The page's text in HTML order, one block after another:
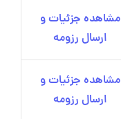
مشاهده جزئیات و
ارسال رزومه
مشاهده جزئیات و
ارسال رزومه